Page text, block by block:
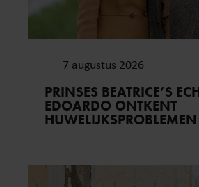
7 augustus 2026
PRINSES BEATRICE’S
EDOARDO ONTKENT
HUWELIJKSPROBLEMEN